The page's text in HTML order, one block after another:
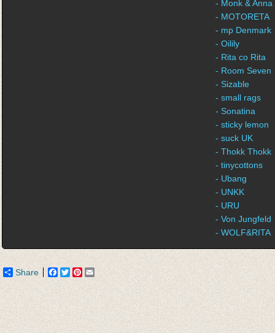
- Monk & Anna
- MOTORETA
- mp Denmark
- Oilily
- Rita co Rita
- Room Seven
- Sizable
- small rags
- Sonatina
- sticky lemon
- suck UK
- Thokk Thokk
- tinycottons
- Ubang
- UNKK
- URU
- Von Jungfeld
- WOLF&RITA
Share Facebook
TwitterPinterest